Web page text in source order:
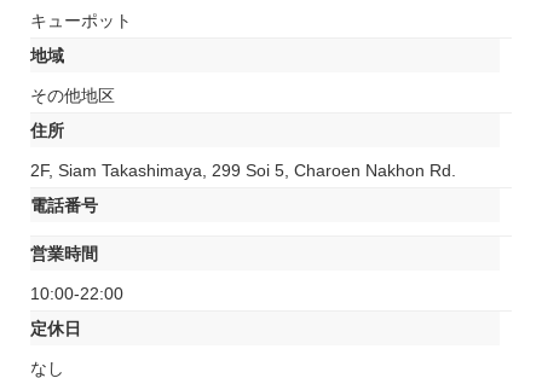
キューポット
地域
その他地区
住所
2F, Siam Takashimaya, 299 Soi 5, Charoen Nakhon Rd.
電話番号
営業時間
10:00-22:00
定休日
なし